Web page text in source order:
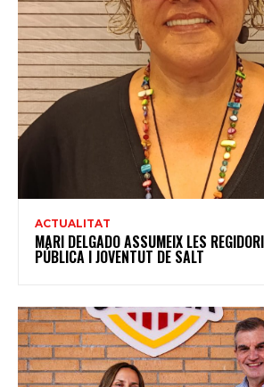
ACTUALITAT
MARI DELGADO ASSUMEIX LES
PÚBLICA I JOVENTUT DE SALT